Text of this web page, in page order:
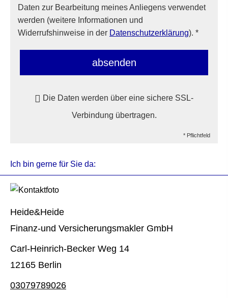
Daten zur Bearbeitung meines Anliegens verwendet
werden (weitere Informationen und
Widerrufshinweise in der Datenschutzerklärung). *
absenden
Die Daten werden über eine sichere SSL-
Verbindung übertragen.
* Pflichtfeld
Ich bin gerne für Sie da:
Heide&Heide
Finanz-und Ver­sicherungs­makler GmbH
Carl-Heinrich-Becker Weg 14
12165 Berlin
03079789026